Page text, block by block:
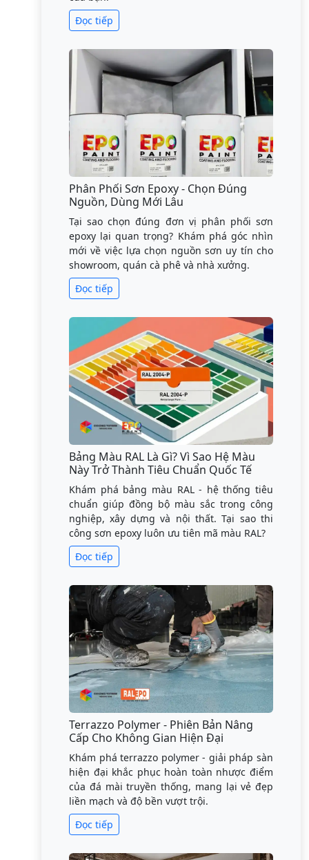
Đọc tiếp
Phân Phối Sơn Epoxy - Chọn Đúng
Nguồn, Dùng Mới Lâu
Tại sao chọn đúng đơn vị phân phối sơn
epoxy lại quan trọng? Khám phá góc nhìn
mới về việc lựa chọn nguồn sơn uy tín cho
showroom, quán cà phê và nhà xưởng.
Đọc tiếp
Bảng Màu RAL Là Gì? Vì Sao Hệ Màu
Này Trở Thành Tiêu Chuẩn Quốc Tế
Khám phá bảng màu RAL - hệ thống tiêu
chuẩn giúp đồng bộ màu sắc trong công
nghiệp, xây dựng và nội thất. Tại sao thi
công sơn epoxy luôn ưu tiên mã màu RAL?
Đọc tiếp
Terrazzo Polymer - Phiên Bản Nâng
Cấp Cho Không Gian Hiện Đại
Khám phá terrazzo polymer - giải pháp sàn
hiện đại khắc phục hoàn toàn nhược điểm
của đá mài truyền thống, mang lại vẻ đẹp
liền mạch và độ bền vượt trội.
Đọc tiếp